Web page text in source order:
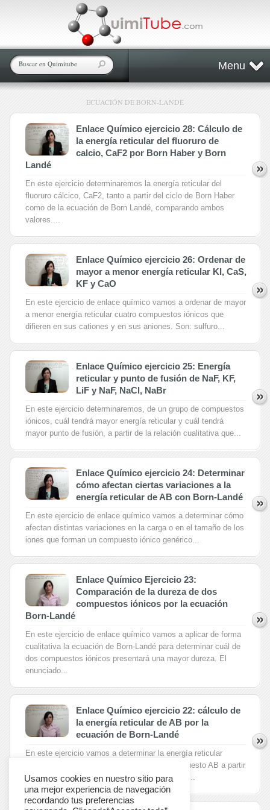
Menu
ECUACIÓN DE BORN-LANDÉ
Enlace Químico ejercicio 28: Cálculo de
la energía reticular del fluoruro de
calcio, CaF2 por Born Haber y Born
Landé
En este ejercicio determinaremos la energía reticular del
fluoruro cálcico, CaF2, tanto a partir del ciclo de Born Haber
como de la ecuación de Born Landé, comparando ambos
valores....
Enlace Químico ejercicio 26: Ordenar de
mayor a menor energía reticular KI, CaS,
KF y CaO
En este ejercicio de enlace químico vamos a ordenar de mayor
a menor energía reticular cuatro compuestos iónicos que
difieren en sus cationes y en sus aniones. Son: sulfuro...
Enlace Químico ejercicio 25: Energía
reticular y punto de fusión de NaF, KF,
LiF y NaF, NaCl, NaBr
En este ejercicio determinaremos, de un grupo de compuestos
iónicos, cuál tendrá mayor energía reticular y cuál tendrá
mayor punto de fusión, a partir de la relación cualitativa que...
Enlace Químico ejercicio 24: Determinar
cómo afectan ciertas variaciones a la
energía reticular de AB con Born-Landé
En este ejercicio de enlace químico vamos a determinar cómo
afectan distintas variaciones en la carga o en el tamaño de los
iones que forman un compuesto iónico genérico...
Enlace Químico Ejercicio 23:
Comparación de la dureza de dos
compuestos iónicos por la ecuación
Born-Landé
En este ejercicio de enlace químico vamos a aplicar de forma
cualitativa la ecuación de Born-Landé para determinar cuál de
dos compuestos iónicos presentará una mayor dureza. El
enunciado...
Enlace Químico ejercicio 22: cálculo de
la energía reticular de AB por la
ecuación de Born-Landé
En este ejercicio vamos a determinar la energía reticular
desprendida cuando se forma un mol de compuesto AB a partir
de sus iones A(2+) y B(2-) en estado gaseoso,...
Usamos cookies en nuestro sitio para
una mejor experiencia de navegación
recordando tus preferencias